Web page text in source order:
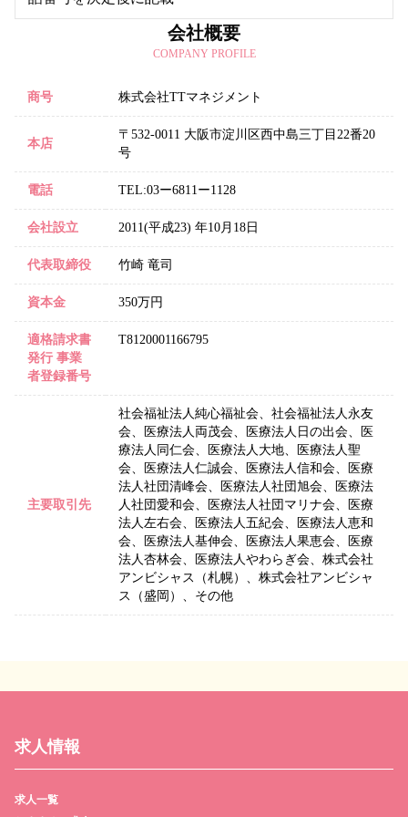
会社概要
COMPANY PROFILE
商号 株式会社TTマネジメント
本店
〒532-0011 大阪市淀川区西中島三丁目22番20
号
電話 TEL:03ー6811ー1128
会社設立 2011(平成23) 年10月18日
代表取締役 竹崎 竜司
資本金 350万円
適格請求書
発行 事業
者登録番号
T8120001166795
主要取引先
社会福祉法人純心福祉会、社会福祉法人永友
会、医療法人両茂会、医療法人日の出会、医
療法人同仁会、医療法人大地、医療法人聖
会、医療法人仁誠会、医療法人信和会、医療
法人社団清峰会、医療法人社団旭会、医療法
人社団愛和会、医療法人社団マリナ会、医療
法人左右会、医療法人五紀会、医療法人恵和
会、医療法人基伸会、医療法人果恵会、医療
法人杏林会、医療法人やわらぎ会、株式会社
アンビシャス（札幌）、株式会社アンビシャ
ス（盛岡）、その他
求人情報
求人一覧